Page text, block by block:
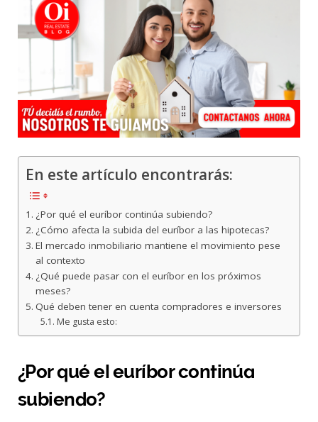
En este artículo encontrarás:
¿Por qué el euríbor continúa subiendo?
¿Cómo afecta la subida del euríbor a las hipotecas?
El mercado inmobiliario mantiene el movimiento pese
al contexto
¿Qué puede pasar con el euríbor en los próximos
meses?
Qué deben tener en cuenta compradores e inversores
Me gusta esto:
¿Por qué el euríbor continúa
subiendo?